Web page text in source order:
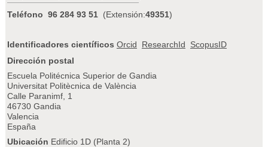
Teléfono 96 284 93 51(Extensión:49351)
Identificadores científicos Orcid ResearchId
ScopusID
Dirección postal
Escuela Politécnica Superior de Gandia
Universitat Politècnica de València
Calle Paranimf, 1
46730 Gandia
Valencia
España
Ubicación Edificio 1D (Planta 2)